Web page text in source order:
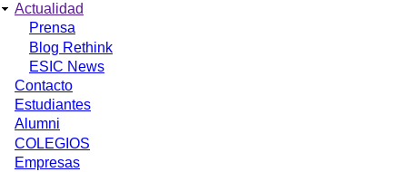
Menú
university
Actualidad
Prensa
Blog Rethink
ESIC News
Contacto
Estudiantes
Alumni
COLEGIOS
Empresas